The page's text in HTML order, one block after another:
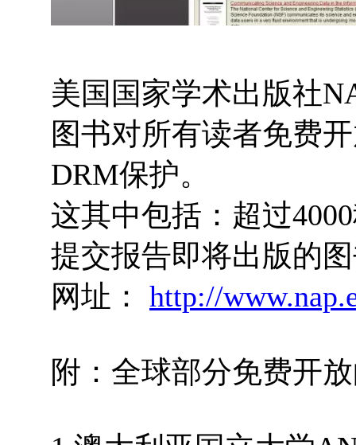
美国国家学术出版社
图书对所有读者免费
DRM保护。
这其中包括：超过
提交报告即将出版的
网址： http://
附：全球部分免费开